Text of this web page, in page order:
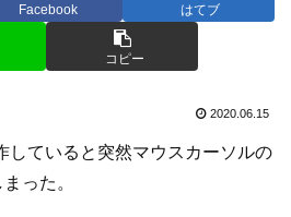
Facebook はてブ
コピー
2020.06.15
していると突然マウスカーソルの
った。